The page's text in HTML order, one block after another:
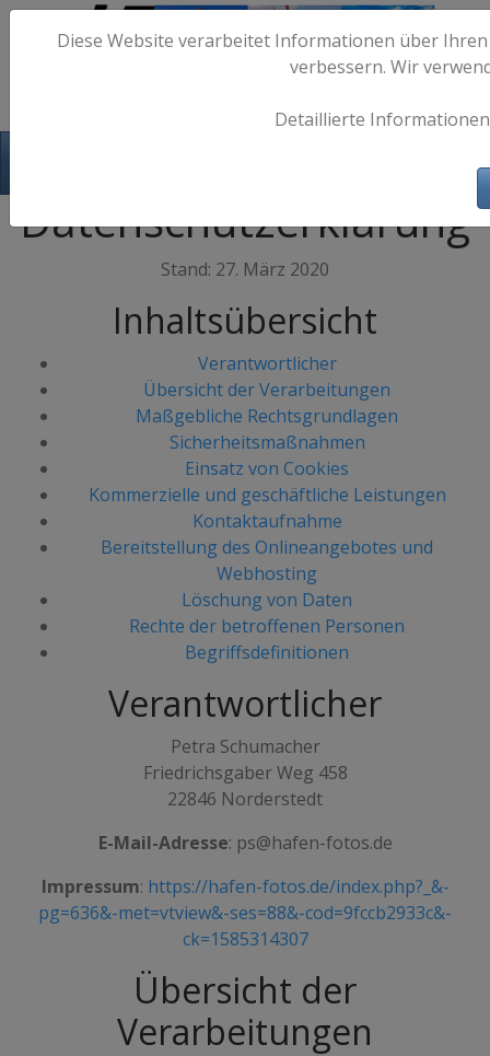
Datenschutzerklärung
Stand: 27. März 2020
Inhaltsübersicht
Verantwortlicher
Übersicht der Verarbeitungen
Maßgebliche Rechtsgrundlagen
Sicherheitsmaßnahmen
Einsatz von Cookies
Kommerzielle und geschäftliche Leistungen
Kontaktaufnahme
Bereitstellung des Onlineangebotes und
Webhosting
Löschung von Daten
Rechte der betroffenen Personen
Begriffsdefinitionen
Verantwortlicher
Petra Schumacher
Friedrichsgaber Weg 458
22846 Norderstedt
E-Mail-Adresse: ps@hafen-fotos.de
Impressum: https://hafen-fotos.de/index.php?_&-
pg=636&-met=vtview&-ses=88&-cod=9fccb2933c&-
ck=1585314307
Übersicht der
Verarbeitungen
Diese Website verarbeitet Informationen über
verbessern. Wir
Detaillierte